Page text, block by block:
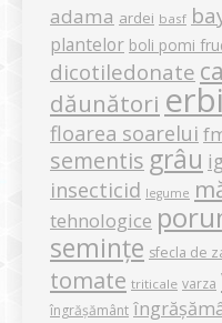
adama ardei basf
plantelor boli pomi
dicotiledonate
dăunători
floarea soarelui
sementis grâu
insecticid legume
tehnologice
semințe sfecla de
tomate triticale varza
îngrășământ